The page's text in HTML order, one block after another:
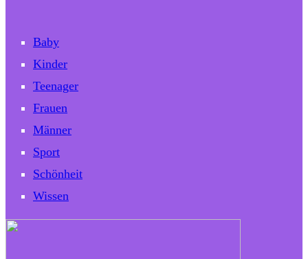
Baby
Kinder
Teenager
Frauen
Männer
Sport
Schönheit
Wissen